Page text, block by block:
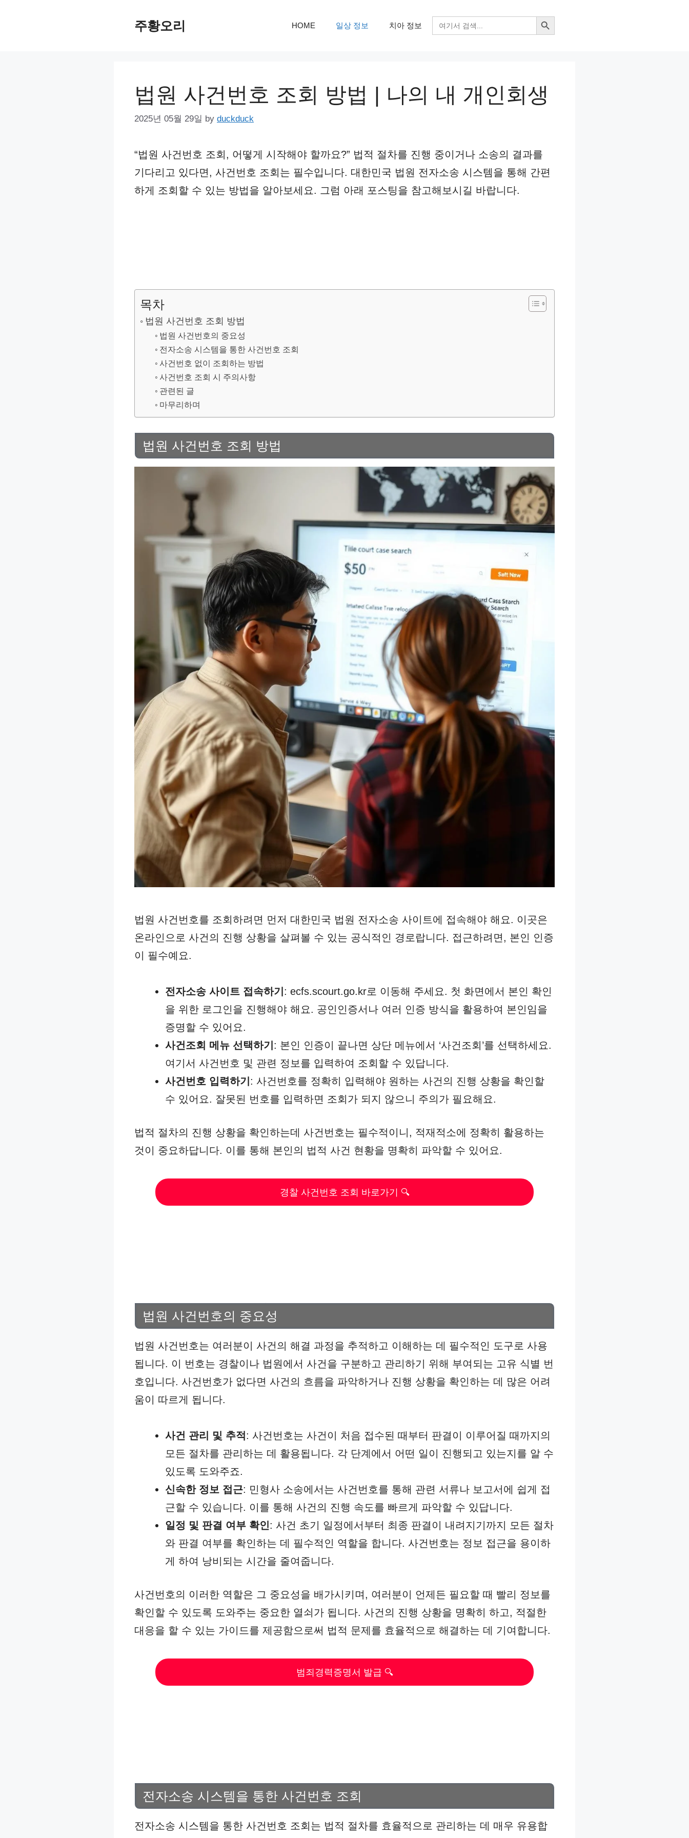
주황오리 HOME 일상 정보 치아 정보
검
색:
검색 버튼
법원 사건번호 조회 방법 | 나의 내 개인회생
2025년 05월 29일 by duckduck
“법원 사건번호 조회, 어떻게 시작해야 할까요?” 법적 절차를 진행 중이거나 소송의 결과를
기다리고 있다면, 사건번호 조회는 필수입니다. 대한민국 법원 전자소송 시스템을 통해 간편
하게 조회할 수 있는 방법을 알아보세요. 그럼 아래 포스팅을 참고해보시길 바랍니다.
목차
법원 사건번호 조회 방법
법원 사건번호의 중요성
전자소송 시스템을 통한 사건번호 조회
사건번호 없이 조회하는 방법
사건번호 조회 시 주의사항
관련된 글
마무리하며
법원 사건번호 조회 방법
법원 사건번호를 조회하려면 먼저 대한민국 법원 전자소송 사이트에 접속해야 해요. 이곳은
온라인으로 사건의 진행 상황을 살펴볼 수 있는 공식적인 경로랍니다. 접근하려면, 본인 인증
이 필수예요.
전자소송 사이트 접속하기 : ecfs.scourt.go.kr로 이동해 주세요. 첫 화면에서 본인 확인
을 위한 로그인을 진행해야 해요. 공인인증서나 여러 인증 방식을 활용하여 본인임을
증명할 수 있어요.
사건조회 메뉴 선택하기 : 본인 인증이 끝나면 상단 메뉴에서 ‘사건조회’를 선택하세요.
여기서 사건번호 및 관련 정보를 입력하여 조회할 수 있답니다.
사건번호 입력하기 : 사건번호를 정확히 입력해야 원하는 사건의 진행 상황을 확인할
수 있어요. 잘못된 번호를 입력하면 조회가 되지 않으니 주의가 필요해요.
법적 절차의 진행 상황을 확인하는데 사건번호는 필수적이니, 적재적소에 정확히 활용하는
것이 중요하답니다. 이를 통해 본인의 법적 사건 현황을 명확히 파악할 수 있어요.
경찰 사건번호 조회 바로가기 🔍
법원 사건번호의 중요성
법원 사건번호는 여러분이 사건의 해결 과정을 추적하고 이해하는 데 필수적인 도구로 사용
됩니다. 이 번호는 경찰이나 법원에서 사건을 구분하고 관리하기 위해 부여되는 고유 식별 번
호입니다. 사건번호가 없다면 사건의 흐름을 파악하거나 진행 상황을 확인하는 데 많은 어려
움이 따르게 됩니다.
사건 관리 및 추적: 사건번호는 사건이 처음 접수된 때부터 판결이 이루어질 때까지의
모든 절차를 관리하는 데 활용됩니다. 각 단계에서 어떤 일이 진행되고 있는지를 알 수
있도록 도와주죠.
신속한 정보 접근: 민형사 소송에서는 사건번호를 통해 관련 서류나 보고서에 쉽게 접
근할 수 있습니다. 이를 통해 사건의 진행 속도를 빠르게 파악할 수 있답니다.
일정 및 판결 여부 확인: 사건 초기 일정에서부터 최종 판결이 내려지기까지 모든 절차
와 판결 여부를 확인하는 데 필수적인 역할을 합니다. 사건번호는 정보 접근을 용이하
게 하여 낭비되는 시간을 줄여줍니다.
사건번호의 이러한 역할은 그 중요성을 배가시키며, 여러분이 언제든 필요할 때 빨리 정보를
확인할 수 있도록 도와주는 중요한 열쇠가 됩니다. 사건의 진행 상황을 명확히 하고, 적절한
대응을 할 수 있는 가이드를 제공함으로써 법적 문제를 효율적으로 해결하는 데 기여합니다.
범죄경력증명서 발급 🔍
전자소송 시스템을 통한 사건번호 조회
전자소송 시스템을 통한 사건번호 조회는 법적 절차를 효율적으로 관리하는 데 매우 유용합